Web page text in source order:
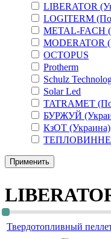
LIBERATOR
LOGITERM
METAL-FACH
MODERATOR
OCTOPUS
Protherm
Schulz
Solar Led
TATRAMET
БУРЖУЙ
КзОТ (Украина)
Твердотопливный